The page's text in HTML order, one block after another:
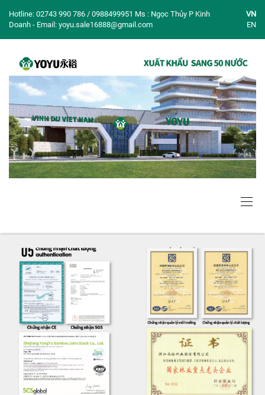
Hotline: 02743 990 786 / 0988499951 Ms : Ngọc Thủy P Kinh
Doanh - Email: yoyu.sale16888@gmail.com
VN
EN